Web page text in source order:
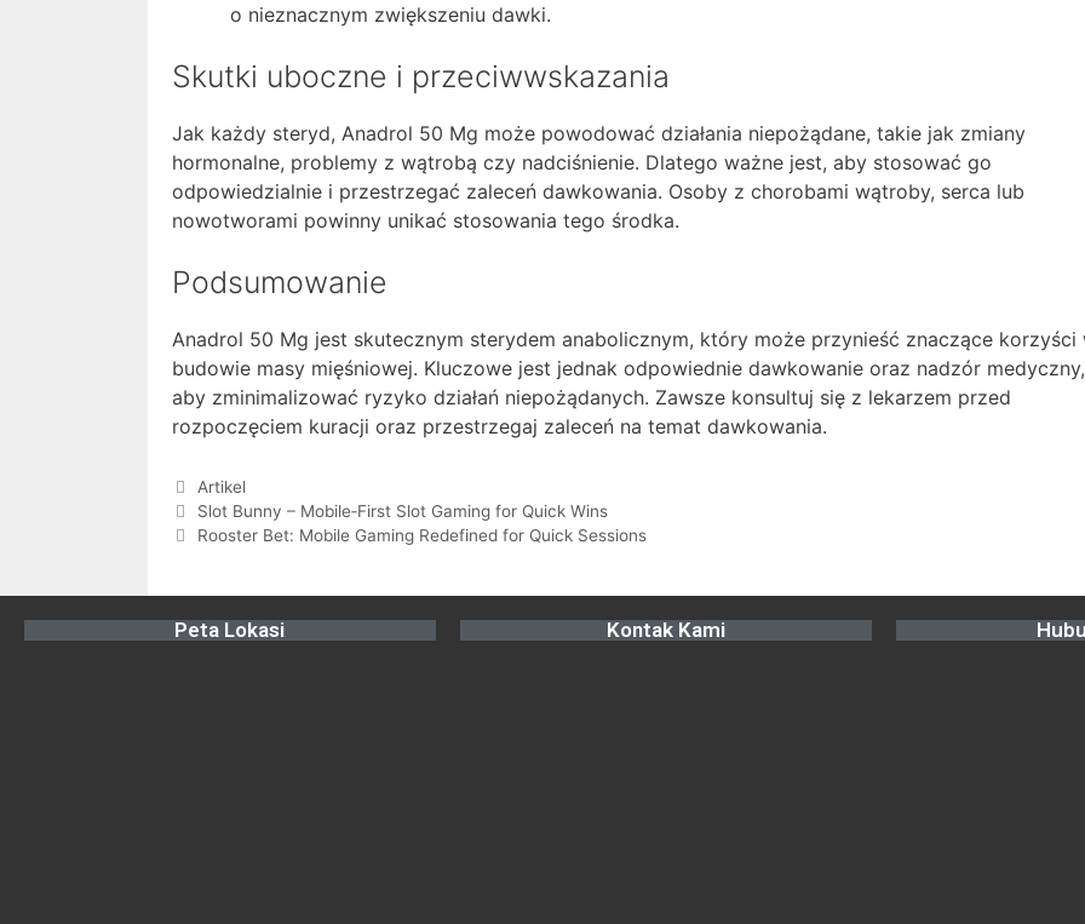
o nieznacznym zwiększeniu dawki.
Skutki uboczne i przeciwwskazania
Jak każdy steryd, Anadrol 50 Mg może powodować działania niepożądane, takie jak zmiany
hormonalne, problemy z wątrobą czy nadciśnienie. Dlatego ważne jest, aby stosować go
odpowiedzialnie i przestrzegać zaleceń dawkowania. Osoby z chorobami wątroby, serca lub
nowotworami powinny unikać stosowania tego środka.
Podsumowanie
Anadrol 50 Mg jest skutecznym sterydem anabolicznym, który może przynieść znaczące korzyści
budowie masy mięśniowej. Kluczowe jest jednak odpowiednie dawkowanie oraz nadzór medyczny,
aby zminimalizować ryzyko działań niepożądanych. Zawsze konsultuj się z lekarzem przed
rozpoczęciem kuracji oraz przestrzegaj zaleceń na temat dawkowania.
Artikel
Slot Bunny – Mobile‑First Slot Gaming for Quick Wins
Rooster Bet: Mobile Gaming Redefined for Quick Sessions
Peta Lokasi Kontak Kami